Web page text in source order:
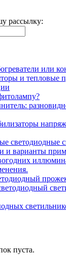
рассылку:
или
и тепловые
светодиодные
и варианты
пуста.